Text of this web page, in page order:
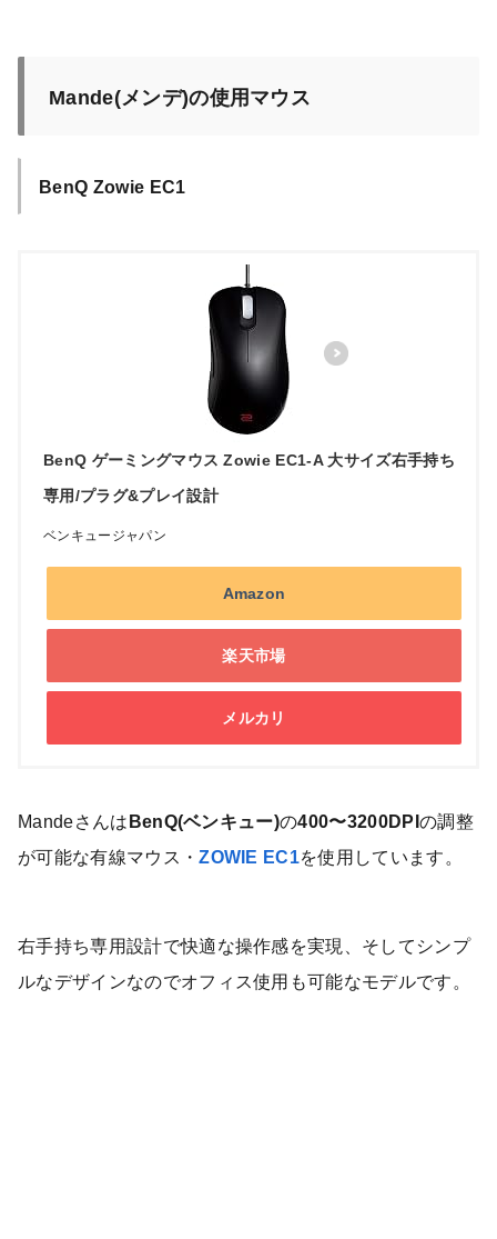
Mande(メンデ)の使用マウス
BenQ Zowie EC1
BenQ ゲーミングマウス Zowie EC1-A 大サイズ右手持ち
専用/プラグ&プレイ設計
ベンキュージャパン
Amazon
楽天市場
メルカリ
Mandeさんは BenQ(ベンキュー)の400〜3200DPI の調整
が可能な有線マウス・ZOWIE EC1を使用しています。
右手持ち専用設計で快適な操作感を実現、そしてシンプ
ルなデザインなのでオフィス使用も可能なモデルです。